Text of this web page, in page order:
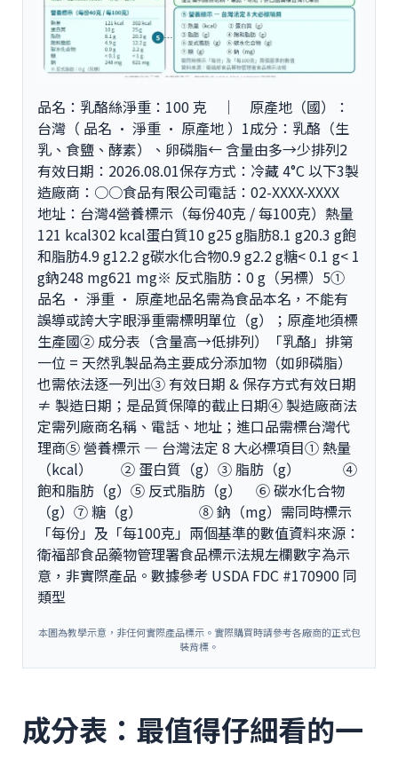
品名：乳酪絲淨重：100 克 ｜ 原產地（國）：
台灣（ 品名 · 淨重 · 原產地 ）1成分：乳酪（生
乳、食鹽、酵素）、卵磷脂← 含量由多→少排列2
有效日期：2026.08.01保存方式：冷藏 4°C 以下3製
造廠商：○○食品有限公司電話：02-XXXX-XXXX
地址：台灣4營養標示（每份40克 / 每100克）熱量
121 kcal302 kcal蛋白質10 g25 g脂肪8.1 g20.3 g飽
和脂肪4.9 g12.2 g碳水化合物0.9 g2.2 g糖< 0.1 g< 1
g鈉248 mg621 mg※ 反式脂肪：0 g（另標）5①
品名 · 淨重 · 原產地品名需為食品本名，不能有
誤導或誇大字眼淨重需標明單位（g）；原產地須標
生產國② 成分表（含量高→低排列）「乳酪」排第
一位 = 天然乳製品為主要成分添加物（如卵磷脂）
也需依法逐一列出③ 有效日期 & 保存方式有效日期
≠ 製造日期；是品質保障的截止日期④ 製造廠商法
定需列廠商名稱、電話、地址；進口品需標台灣代
理商⑤ 營養標示 — 台灣法定 8 大必標項目① 熱量
（kcal） ② 蛋白質（g）③ 脂肪（g） ④
飽和脂肪（g）⑤ 反式脂肪（g） ⑥ 碳水化合物
（g）⑦ 糖（g） ⑧ 鈉（mg）需同時標示
「每份」及「每100克」兩個基準的數值資料來源：
衛福部食品藥物管理署食品標示法規左欄數字為示
意，非實際產品。數據參考 USDA FDC #170900 同
類型
本圖為教學示意，非任何實際產品標示。實際購買時請參考各廠商的正式包
裝背標。
成分表：最值得仔細看的一